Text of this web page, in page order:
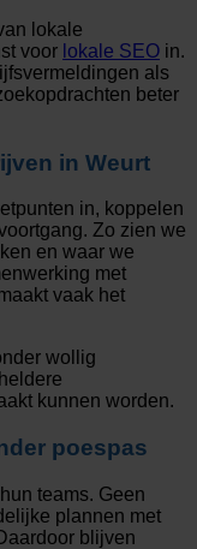
lokale
voor lokale SEO in.
als
beter
in Weurt
in, koppelen
Zo zien we
en waar we
met
vaak het
wollig
kunnen worden.
poespas
teams. Geen
plannen met
blijven